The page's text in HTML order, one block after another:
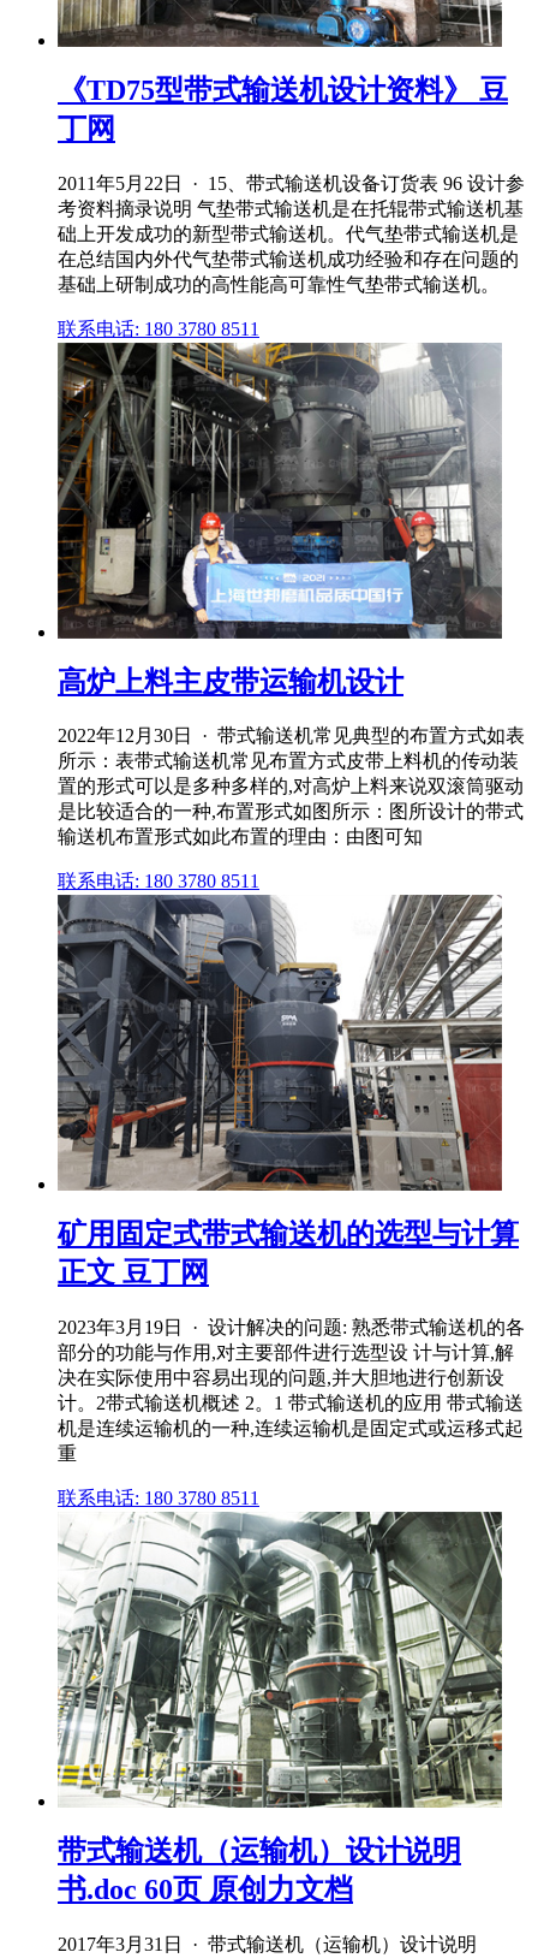
《TD75型带式输送机设计资料》 豆
丁网
2011年5月22日 · 15、带式输送机设备订货表 96 设计参
考资料摘录说明 气垫带式输送机是在托辊带式输送机基
础上开发成功的新型带式输送机。代气垫带式输送机是
在总结国内外代气垫带式输送机成功经验和存在问题的
基础上研制成功的高性能高可靠性气垫带式输送机。
联系电话: 180 3780 8511
高炉上料主皮带运输机设计
2022年12月30日 · 带式输送机常见典型的布置方式如表
所示：表带式输送机常见布置方式皮带上料机的传动装
置的形式可以是多种多样的,对高炉上料来说双滚筒驱动
是比较适合的一种,布置形式如图所示：图所设计的带式
输送机布置形式如此布置的理由：由图可知
联系电话: 180 3780 8511
矿用固定式带式输送机的选型与计算
正文 豆丁网
2023年3月19日 · 设计解决的问题: 熟悉带式输送机的各
部分的功能与作用,对主要部件进行选型设 计与计算,解
决在实际使用中容易出现的问题,并大胆地进行创新设
计。2带式输送机概述 2。1 带式输送机的应用 带式输送
机是连续运输机的一种,连续运输机是固定式或运移式起
重
联系电话: 180 3780 8511
带式输送机（运输机）设计说明
书.doc 60页 原创力文档
2017年3月31日 · 带式输送机（运输机）设计说明